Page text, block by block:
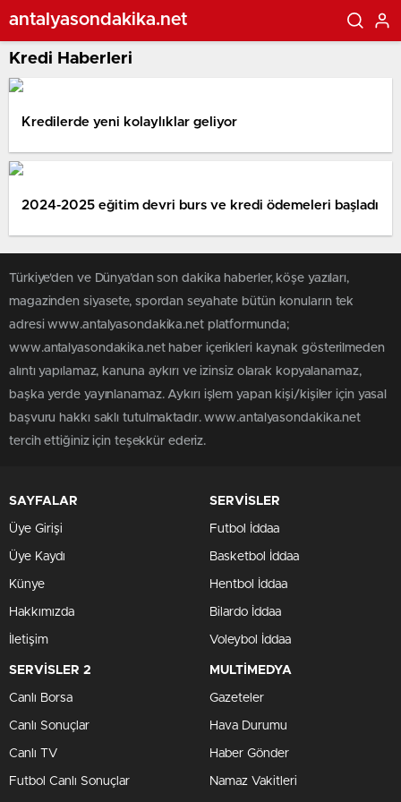
antalyasondakika.net
Kredi Haberleri
Kredilerde yeni kolaylıklar geliyor
2024-2025 eğitim devri burs ve kredi ödemeleri başladı
Türkiye'den ve Dünya’dan son dakika haberler, köşe yazıları,
magazinden siyasete, spordan seyahate bütün konuların tek
adresi www.antalyasondakika.net platformunda;
www.antalyasondakika.net haber içerikleri kaynak gösterilmeden
alıntı yapılamaz, kanuna aykırı ve izinsiz olarak kopyalanamaz,
başka yerde yayınlanamaz. Aykırı işlem yapan kişi/kişiler için yasal
başvuru hakkı saklı tutulmaktadır. www.antalyasondakika.net
tercih ettiğiniz için teşekkür ederiz.
SAYFALAR
Üye Girişi
Üye Kaydı
Künye
Hakkımızda
İletişim
SERVİSLER
Futbol İddaa
Basketbol İddaa
Hentbol İddaa
Bilardo İddaa
Voleybol İddaa
SERVİSLER 2
Canlı Borsa
Canlı Sonuçlar
Canlı TV
Futbol Canlı Sonuçlar
MULTİMEDYA
Gazeteler
Hava Durumu
Haber Gönder
Namaz Vakitleri